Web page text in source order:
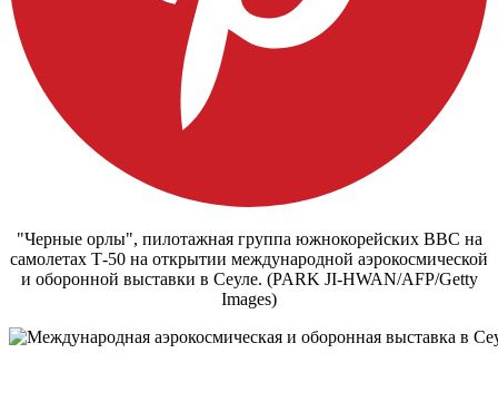
"Черные орлы", пилотажная группа южнокорейских ВВС на
самолетах Т-50 на открытии международной аэрокосмической
и оборонной выставки в Сеуле. (PARK JI-HWAN/AFP/Getty
Images)